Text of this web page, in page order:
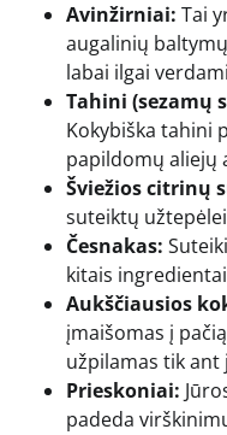
Avinžirniai: Tai
augalinių
labai ilgai
Tahini (sezamų
Kokybiška tahini
papildomų aliejų
Šviežios citrinų
suteiktų
Česnakas:
kitais
Aukščiausios
įmaišomas į
užpilamas tik
Prieskoniai:
padeda